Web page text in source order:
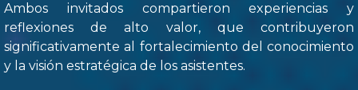
Ambos invitados compartieron experiencias y
reflexiones de alto valor, que contribuyeron
significativamente al fortalecimiento del conocimiento
y la visión estratégica de los asistentes.